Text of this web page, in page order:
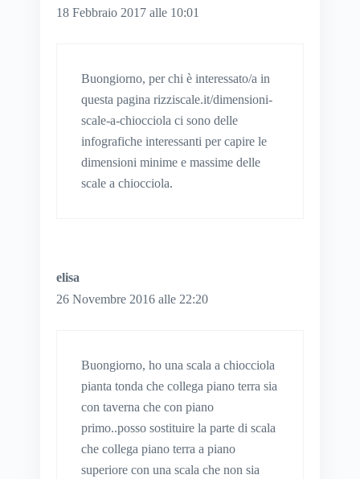
18 Febbraio 2017 alle 10:01
Buongiorno, per chi è interessato/a in
questa pagina rizziscale.it/dimensioni-
scale-a-chiocciola ci sono delle
infografiche interessanti per capire le
dimensioni minime e massime delle
scale a chiocciola.
elisa
26 Novembre 2016 alle 22:20
Buongiorno, ho una scala a chiocciola
pianta tonda che collega piano terra sia
con taverna che con piano
primo..posso sostituire la parte di scala
che collega piano terra a piano
superiore con una scala che non sia